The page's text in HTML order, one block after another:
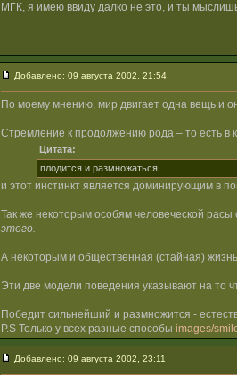
МГК, я имею ввиду далко не это, и ты
Добавлено: 09 августа 2002, 21:54
По моему мнению, мир двигает одна вещь и
Стремление к продолжению рода – то есть в
Цитата:
плодится и размножаться
и этот инстинкт является доминирующим в
Так же некоторым особям человеческой
этого.
А некоторым и общественная (стайная)
Эти две модели поведения указывают на то
Победит сильнейший и размножится -
P.S Только у всех разные способы images/
Добавлено: 09 августа 2002, 23:11